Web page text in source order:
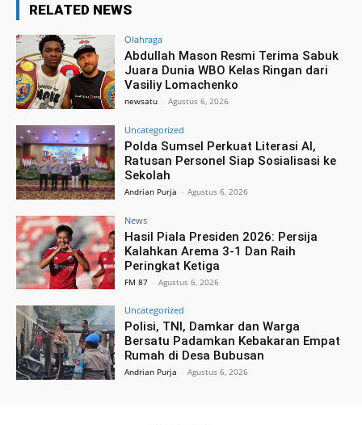
RELATED NEWS
Olahraga
Abdullah Mason Resmi Terima Sabuk
Juara Dunia WBO Kelas Ringan dari
Vasiliy Lomachenko
newsatu - Agustus 6, 2026
Uncategorized
Polda Sumsel Perkuat Literasi AI,
Ratusan Personel Siap Sosialisasi ke
Sekolah
Andrian Purja - Agustus 6, 2026
News
Hasil Piala Presiden 2026: Persija
Kalahkan Arema 3-1 Dan Raih
Peringkat Ketiga
FM 87 - Agustus 6, 2026
Uncategorized
Polisi, TNI, Damkar dan Warga
Bersatu Padamkan Kebakaran Empat
Rumah di Desa Bubusan
Andrian Purja - Agustus 6, 2026